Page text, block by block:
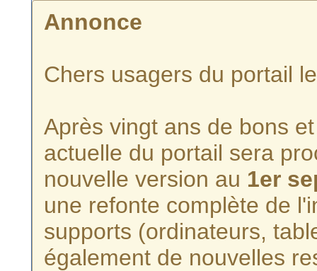
Annonce
Chers usagers du portail
Après vingt ans de bons
actuelle du portail sera
nouvelle version au 1er
une refonte complète de
supports (ordinateurs,
également de nouvelles